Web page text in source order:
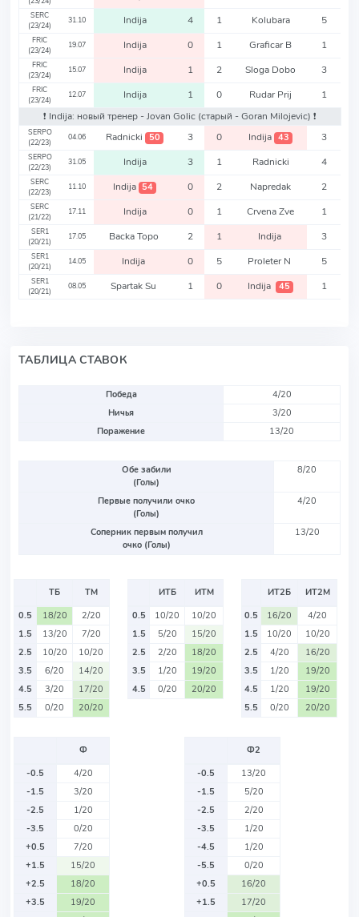
SERC
(23/24)
31.10 Indija 4 1 Kolubara 5
FRIC
(23/24)
19.07 Indija 0 1 Graficar B 1
FRIC
(23/24)
15.07 Indija 1 2 Sloga Dobo 3
FRIC
(23/24)
12.07 Indija 1 0 Rudar Prij
1
❗️ Indija: новый тренер - Jovan Golic (старый - Goran Milojevic) ❗️
SERPO
(22/23)
04.06 Radnicki 50 3 0 Indija 43 3
SERPO
(22/23)
31.05 Indija 3 1 Radnicki 4
SERC
(22/23)
11.10 Indija 54 0 2 Napredak 2
SERC
(21/22)
17.11 Indija 0 1 Crvena Zve 1
SER1
(20/21)
17.05 Backa Topo 2 1 Indija 3
SER1
(20/21)
14.05 Indija 0 5 Proleter N 5
SER1
(20/21)
08.05 Spartak Su 1 0 Indija 45 1
ТАБЛИЦА СТАВОК
Победа
4/20
Ничья
3/20
Поражение
13/20
Обе забили
(Голы)
8/20
Первые получили очко
(Голы)
4/20
Соперник первым получил
очко (Голы)
13/20
ТБ
ТМ
0.5
18/20
2/20
1.5
13/20
7/20
2.5
10/20
10/20
3.5
6/20
14/20
4.5
3/20
17/20
5.5
0/20 20/20
ИТБ
ИТМ
0.5
10/20
10/20
1.5
5/20
15/20
2.5
2/20
18/20
3.5
1/20
19/20
4.5
0/20 20/20
ИТ2Б
ИТ2М
0.5
16/20
4/20
1.5
10/20
10/20
2.5
4/20
16/20
3.5
1/20
19/20
4.5
1/20
19/20
5.5
0/20 20/20
Ф
-0.5
4/20
-1.5
3/20
-2.5
1/20
-3.5
0/20
+0.5
7/20
+1.5
15/20
+2.5
18/20
+3.5
19/20
Ф2
-0.5
13/20
-1.5
5/20
-2.5
2/20
-3.5
1/20
-4.5
1/20
-5.5
0/20
+0.5
16/20
+1.5
17/20